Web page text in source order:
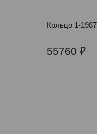
Кольцо 1-1987
55760